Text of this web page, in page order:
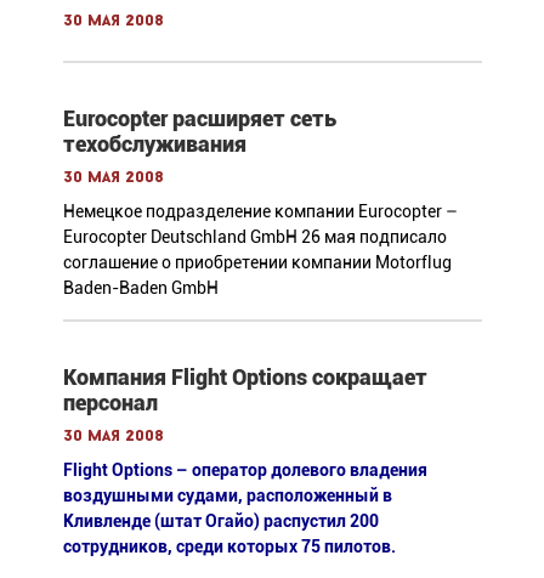
30 мая 2008
Eurocopter расширяет сеть
техобслуживания
30 мая 2008
Немецкое подразделение компании Eurocopter –
Eurocopter Deutschland GmbH 26 мая подписало
соглашение о приобретении компании Motorflug
Baden-Baden GmbH
Компания Flight Options сокращает
персонал
30 мая 2008
Flight Options – оператор долевого владения
воздушными судами, расположенный в
Кливленде (штат Огайо) распустил 200
сотрудников, среди которых 75 пилотов.